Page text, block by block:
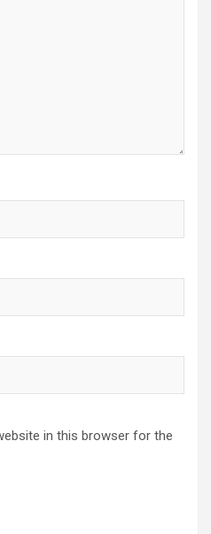
in this browser for the